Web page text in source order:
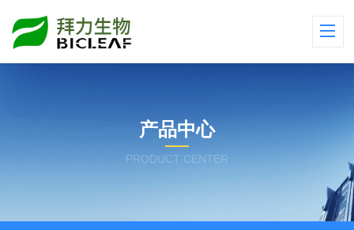
产品中心
PRODUCT CENTER